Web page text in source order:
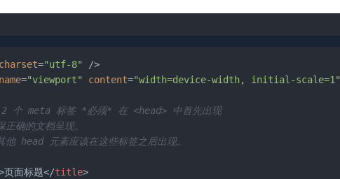
charset="utf-8"
/>
name="viewport" content="width=device-width, initial-scale=1"
个 meta 标签 *必须* 在 <head> 中首先出现
正确的文档呈现。
他 head 元素应该在这些标签之后出现。
页面标题</title>